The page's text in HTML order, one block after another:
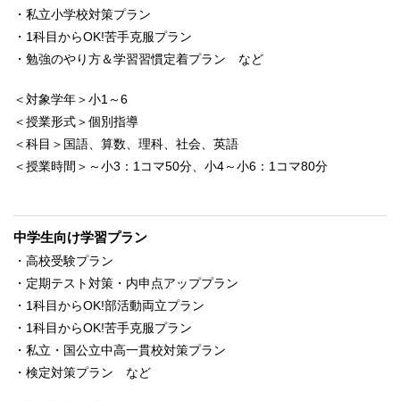
・私立小学校対策プラン
・1科目からOK!苦手克服プラン
・勉強のやり方＆学習習慣定着プラン など
＜対象学年＞小1～6
＜授業形式＞個別指導
＜科目＞国語、算数、理科、社会、英語
＜授業時間＞～小3：1コマ50分、小4～小6：1コマ80分
中学生向け学習プラン
・高校受験プラン
・定期テスト対策・内申点アッププラン
・1科目からOK!部活動両立プラン
・1科目からOK!苦手克服プラン
・私立・国公立中高一貫校対策プラン
・検定対策プラン など